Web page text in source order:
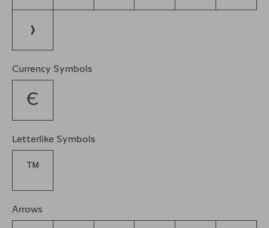
›
Currency Symbols
€
Letterlike Symbols
™
Arrows